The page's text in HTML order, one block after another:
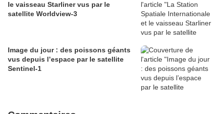
le vaisseau Starliner vus par le
satellite Worldview-3
Image du jour : des poissons géants
vus depuis l’espace par le satellite
Sentinel-1